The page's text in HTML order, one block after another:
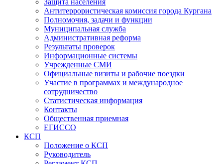
Защита населения
Антитеррористическая комиссия города Кургана
Полномочия, задачи и функции
Муниципальная служба
Административная реформа
Результаты проверок
Информационные системы
Учрежденные СМИ
Официальные визиты и рабочие поездки
Участие в программах и международное
сотрудничество
Статистическая информация
Контакты
Общественная приемная
ЕГИССО
КСП
Положение о КСП
Руководитель